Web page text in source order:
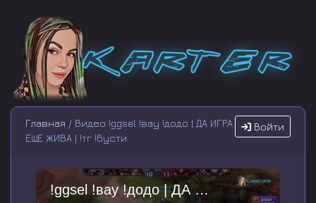
Войти
Главная / Видео !ggsel !вау !додо | ДА ИГРА
ЕЩЕ ЖИВА | !тг !бусти
!ggsel !вау !додо | ДА ИГРА ЕЩЕ ЖИВА | !тг !бусти